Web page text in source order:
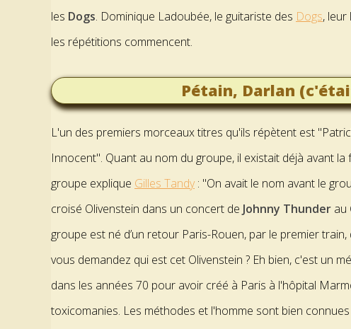
les Dogs. Dominique Ladoubée, le guitariste des Dogs,
les répétitions commencent.
Pétain, Darlan
L'un des premiers morceaux titres qu'ils répètent est
Innocent". Quant au nom du groupe, il existait déjà avant
groupe explique Gilles Tandy : "On avait le nom avant le
croisé Olivenstein dans un concert de Johnny Thunder au
groupe est né d’un retour Paris-Rouen, par le premier
vous demandez qui est cet Olivenstein ? Eh bien, c'est un
dans les années 70 pour avoir créé à Paris à l'hôpital
toxicomanies. Les méthodes et l'homme sont bien